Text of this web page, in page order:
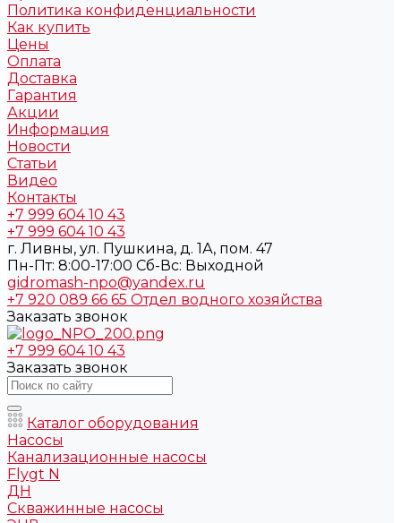
Политика конфиденциальности
Как купить
Цены
Оплата
Доставка
Гарантия
Акции
Информация
Новости
Статьи
Видео
Контакты
+7 999 604 10 43
+7 999 604 10 43
г. Ливны, ул. Пушкина, д. 1А, пом. 47
Пн-Пт: 8:00-17:00 Cб-Вс: Выходной
gidromash-npo@yandex.ru
+7 920 089 66 65 Отдел водного хозяйства
Заказать звонок
+7 999 604 10 43
Заказать звонок
Каталог оборудования
Насосы
Канализационные насосы
Flygt N
ДН
Скважинные насосы